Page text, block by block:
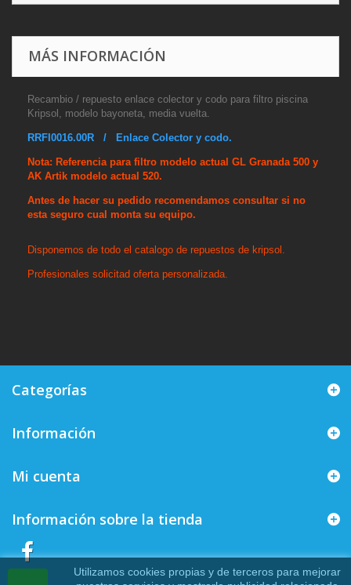
MÁS INFORMACIÓN
Recambio / repuesto enlace colector y codo para filtro piscina
Kripsol, modelo bayoneta, media vuelta.
RRFI0016.00R / Enlace Colector y codo.
Nota: Referencia para filtro modelo actual GL Granada 500 y
AK Artik modelo actual 520.
Antes de hacer su pedido recomendamos consultar si no
esta seguro cual monta su equipo.
Disponemos de todo el catalogo de repuestos de kripsol.
Profesionales solicitad oferta personalizada.
Categorías
Información
Mi cuenta
Información sobre la tienda
Utilizamos cookies propias y de terceros para mejorar